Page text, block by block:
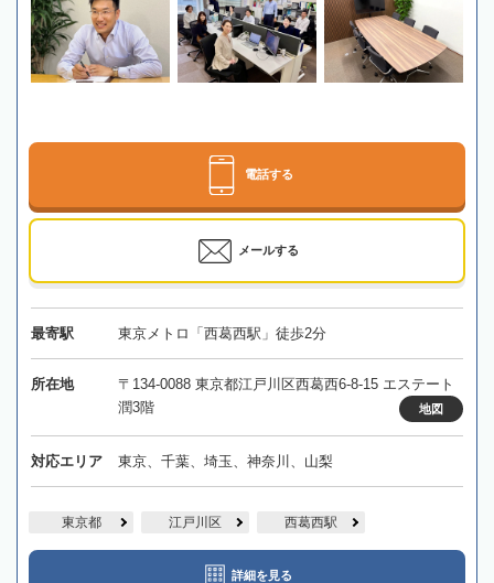
電話する
メールする
最寄駅 東京メトロ「西葛西駅」徒歩2分
所在地
〒134-0088 東京都江戸川区西葛西6-8-15 エステート
潤3階
地図
対応エリア 東京、千葉、埼玉、神奈川、山梨
東京都 江戸川区 西葛西駅
詳細を見る